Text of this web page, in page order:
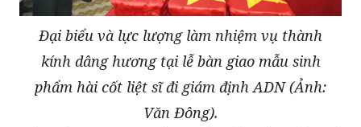
Đại biểu và lực lượng làm nhiệm vụ thành
kính dâng hương tại lễ bàn giao mẫu sinh
phẩm hài cốt liệt sĩ đi giám định ADN (Ảnh:
Văn Đông).